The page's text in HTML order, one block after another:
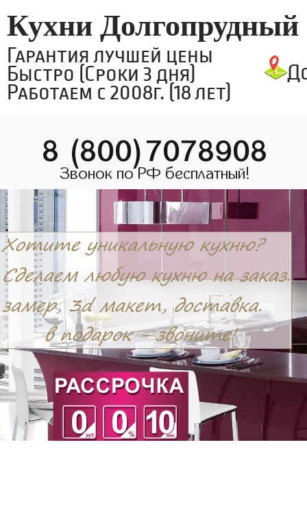
Кухни Долгопрудный
Гарантия лучшей цены
Быстро (Сроки 3 дня)
Работаем с 2008г. (18 лет)
8 (800)7078908
Звонок по РФ бесплатный!